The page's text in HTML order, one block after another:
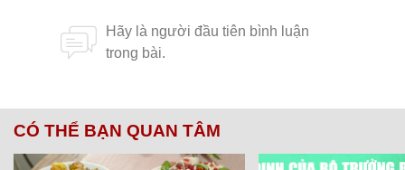
CÓ THỂ BẠN QUAN TÂM